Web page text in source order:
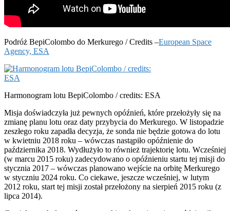
Podróż BepiColombo do Merkurego / Credits –European Space
Agency, ESA
Harmonogram lotu BepiColombo / credits: ESA
Misja doświadczyła już pewnych opóźnień, które przełożyły się na
zmianę planu lotu oraz daty przybycia do Merkurego. W listopadzie
zeszłego roku zapadła decyzja, że sonda nie będzie gotowa do lotu
w kwietniu 2018 roku – wówczas nastąpiło opóźnienie do
października 2018. Wydłużyło to również trajektorię lotu. Wcześniej
(w marcu 2015 roku) zadecydowano o opóźnieniu startu tej misji do
stycznia 2017 – wówczas planowano wejście na orbitę Merkurego
w styczniu 2024 roku. Co ciekawe, jeszcze wcześniej, w lutym
2012 roku, start tej misji został przełożony na sierpień 2015 roku (z
lipca 2014).